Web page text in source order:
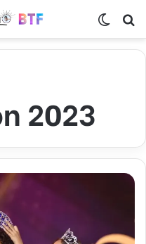
2023